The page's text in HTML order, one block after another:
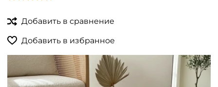
Добавить в сравнение
Добавить в избранное